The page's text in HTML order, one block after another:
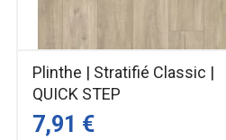
Plinthe | Stratifié Classic |
QUICK STEP
7,91 €